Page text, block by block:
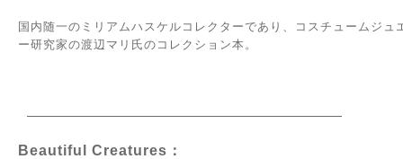
国内随一のミリアムハスケルコレクターであり、コスチュームジュ
ー研究家の渡辺マリ氏のコレクション本。
Beautiful Creatures：